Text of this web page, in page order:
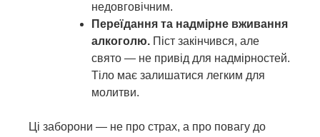
недовговічним.
Переїдання та надмірне вживання
алкоголю. Піст закінчився, але
свято — не привід для надмірностей.
Тіло має залишатися легким для
молитви.
Ці заборони — не про страх, а про повагу до